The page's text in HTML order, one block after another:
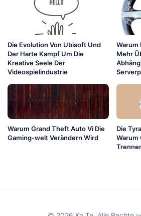
Die Evolution Von Ubisoft Und
Der Harte Kampf Um Die
Kreative Seele Der
Videospielindustrie
Warum
Mehr
Warum Grand Theft Auto Vi Die
Gaming-welt Verändern Wird
Die
Warum